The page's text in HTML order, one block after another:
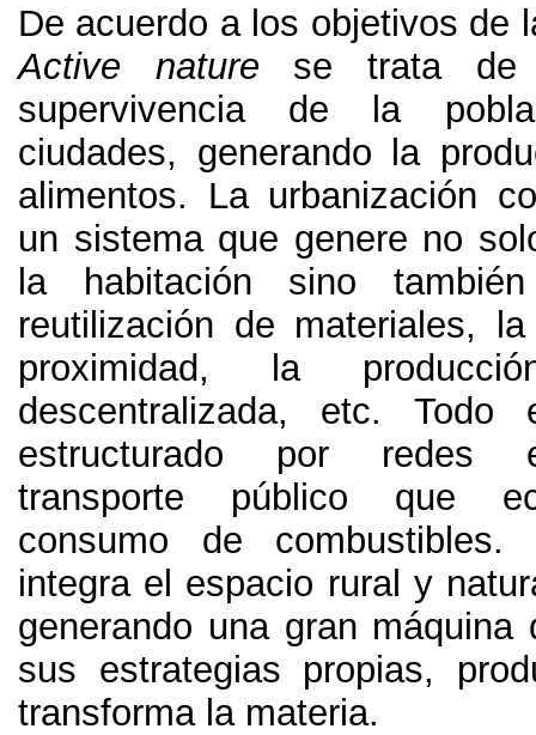
De acuerdo a los objetivos de
Active nature
se trata de
supervivencia de la
ciudades, generando la
alimentos. La urbanización
un sistema que genere no
la habitación sino
reutilización de materiales,
proximidad,
la
descentralizada, etc. Todo
estructurado por redes
transporte público que
consumo de combustibles.
integra el espacio rural y
generando una gran máquina
sus estrategias propias,
transforma la materia.